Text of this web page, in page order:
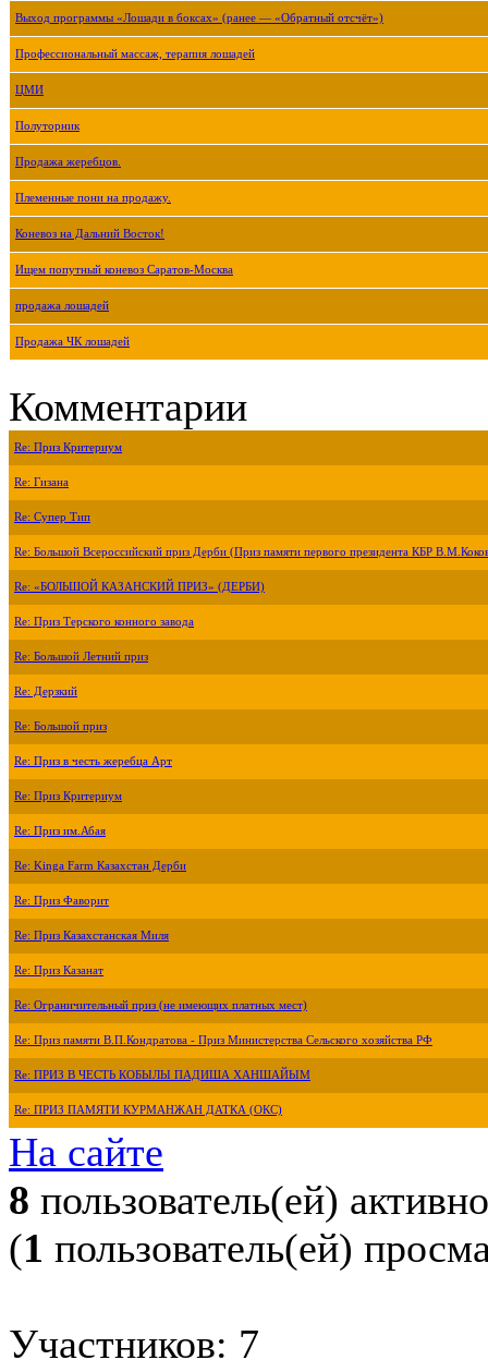
Выход программы «Лошади в боксах» (ранее — «Обратный отсчёт»)
Профессиональный массаж, терапия лошадей
ЦМИ
Полуторник
Продажа жеребцов.
Племенные пони на продажу.
Коневоз на Дальний Восток!
Ищем попутный коневоз Саратов-Москва
продажа лошадей
Продажа ЧК лошадей
Комментарии
Re: Приз Критериум
Re: Гизана
Re: Супер Тип
Re: Большой Всероссийский приз Дерби (Приз памяти первого президента КБР
Re: «БОЛЬШОЙ КАЗАНСКИЙ ПРИЗ» (ДЕРБИ)
Re: Приз Терского конного завода
Re: Большой Летний приз
Re: Дерзкий
Re: Большой приз
Re: Приз в честь жеребца Арт
Re: Приз Критериум
Re: Приз им.Абая
Re: Kinga Farm Казахстан Дерби
Re: Приз Фаворит
Re: Приз Казахстанская Миля
Re: Приз Казанат
Re: Ограничительный приз (не имеющих платных мест)
Re: Приз памяти В.П.Кондратова - Приз Министерства Сельского хозяйства РФ
Re: ПРИЗ В ЧЕСТЬ КОБЫЛЫ ПАДИША ХАНШАЙЫМ
Re: ПРИЗ ПАМЯТИ КУРМАНЖАН ДАТКА (ОКС)
На сайте
8 пользователь(ей) активно
(1 пользователь(ей)
Участников: 7